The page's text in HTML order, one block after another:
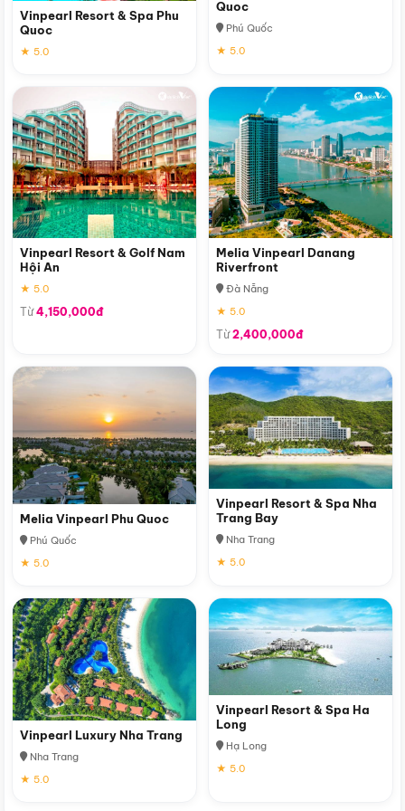
Vinpearl Resort & Spa Phu
Quoc
★ 5.0
Quoc
Phú Quốc
★ 5.0
Vinpearl Resort & Golf Nam
Hội An
★ 5.0
Từ4,150,000đ
Melia Vinpearl Danang
Riverfront
Đà Nẵng
★ 5.0
Từ2,400,000đ
Melia Vinpearl Phu Quoc
Phú Quốc
★ 5.0
Vinpearl Resort & Spa Nha
Trang Bay
Nha Trang
★ 5.0
Vinpearl Luxury Nha Trang
Nha Trang
★ 5.0
Vinpearl Resort & Spa Ha
Long
Hạ Long
★ 5.0